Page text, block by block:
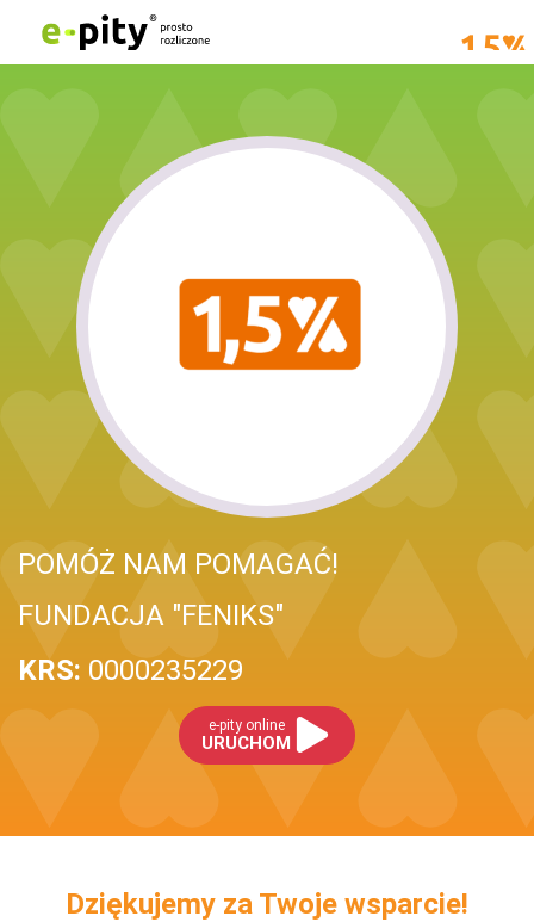
POMÓŻ NAM POMAGAĆ!
FUNDACJA "FENIKS"
KRS: 0000235229
e-pity online
URUCHOM
Dziękujemy za Twoje wsparcie!